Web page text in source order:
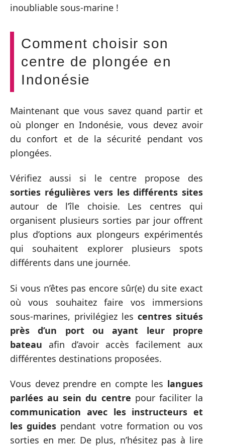
inoubliable sous-marine !
Comment choisir son
centre de plongée en
Indonésie
Maintenant que vous savez quand partir et
où plonger en Indonésie, vous devez avoir
du confort et de la sécurité pendant vos
plongées.
Vérifiez aussi si le centre propose des
sorties régulières vers les différents sites
autour de l’île choisie. Les centres qui
organisent plusieurs sorties par jour offrent
plus d’options aux plongeurs expérimentés
qui souhaitent explorer plusieurs spots
différents dans une journée.
Si vous n’êtes pas encore sûr(e) du site exact
où vous souhaitez faire vos immersions
sous-marines, privilégiez les centres situés
près d’un port ou ayant leur propre
bateau afin d’avoir accès facilement aux
différentes destinations proposées.
Vous devez prendre en compte les langues
parlées au sein du centre pour faciliter la
communication avec les instructeurs et
les guides pendant votre formation ou vos
sorties en mer. De plus, n’hésitez pas à lire